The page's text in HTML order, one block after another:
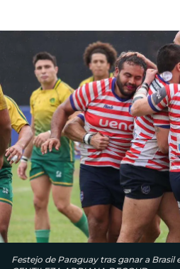
Festejo de Paraguay tras ganar a Brasil